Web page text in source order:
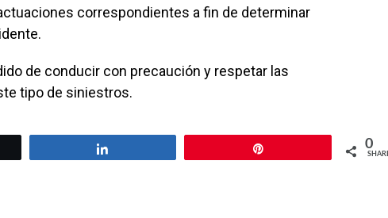
correspondientes a fin de determinar
de conducir con precaución y respetar las
tipo de siniestros.
0